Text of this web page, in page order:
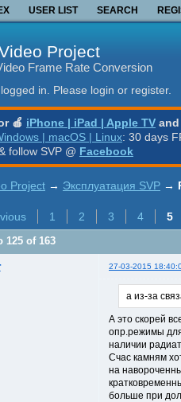
USER LIST SEARCH
Project
Frame Rate Conversion
in. Please login or register.
🍎 iPhone | iPad | Apple TV and
| macOS | Linux: 30 days
follow SVP @ Facebook
Project → Эксплуатация SVP →
1 2 3 4 5
125 of 163
27-03-2015
а из-за
А это скорей
опр.режимы
наличии
Cчас камням
на
больше при